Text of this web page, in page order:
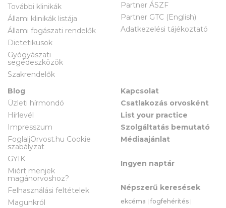
További klinikák
Állami klinikák listája
Állami fogászati rendelők
Dietetikusok
Gyógyászati
segédeszközök
Szakrendelők
Partner ÁSZF
Partner GTC (English)
Adatkezelési tájékoztató
Blog
Üzleti hírmondó
Hírlevél
Impresszum
FoglaljOrvost.hu Cookie
szabályzat
GYIK
Miért menjek
magánorvoshoz?
Felhasználási feltételek
Magunkról
Kapcsolat
Csatlakozás orvosként
List your practice
Szolgáltatás bemutató
Médiaajánlat
Ingyen naptár
Népszerű keresések
ekcéma |fogfehérítés |